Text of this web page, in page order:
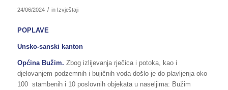
24/06/2024 / in Izvještaji
POPLAVE
Unsko-sanski kanton
Općina Bužim. Zbog izlijevanja rječica i potoka, kao i
djelovanjem podzemnih i bujičnih voda došlo je do plavljenja oko
100 stambenih i 10 poslovnih objekata u naseljima: Bužim